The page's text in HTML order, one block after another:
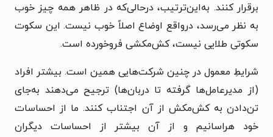
برقرار کنند. به‌این‌ترتیب، درحالی‌که در ظاهر همه چیز خوب
به نظر می‌رسد، درواقع اوضاع اصلاً خوب نیست. این سکوت
سکوتی طلایی نیست، کش‌مکشی فروخورده است.
شرایطِ معمول در چنین شرکت‌هایی همین است. بیشتر افراد
(از مدیرعامل‌ها گرفته تا دربان‌ها) ترجیح می‌دهند به‌جای
تن‌دادن به کش‌مکش از آن اجتناب کنند. ما از احساسات
خود هراسانیم و از آن بیشتر از احساسات دیگران